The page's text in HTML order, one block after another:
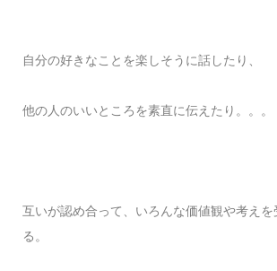
自分の好きなことを楽しそうに話したり、
他の人のいいところを素直に伝えたり。。。
互いが認め合って、いろんな価値観や考えを
る。